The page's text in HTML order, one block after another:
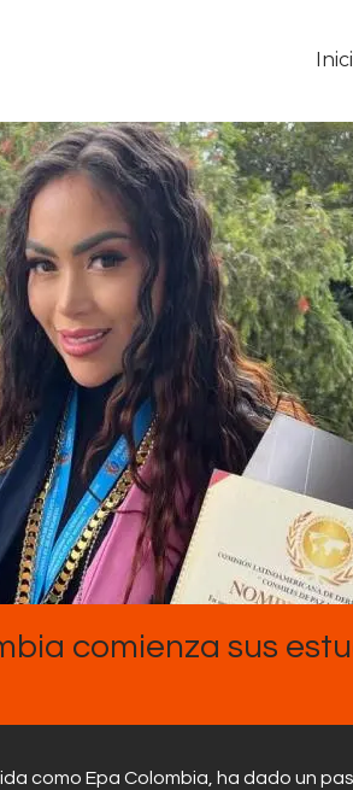
En Vivo
Noticias
Equipo
Sobre
comienza sus
como Epa Colombia, ha dado un